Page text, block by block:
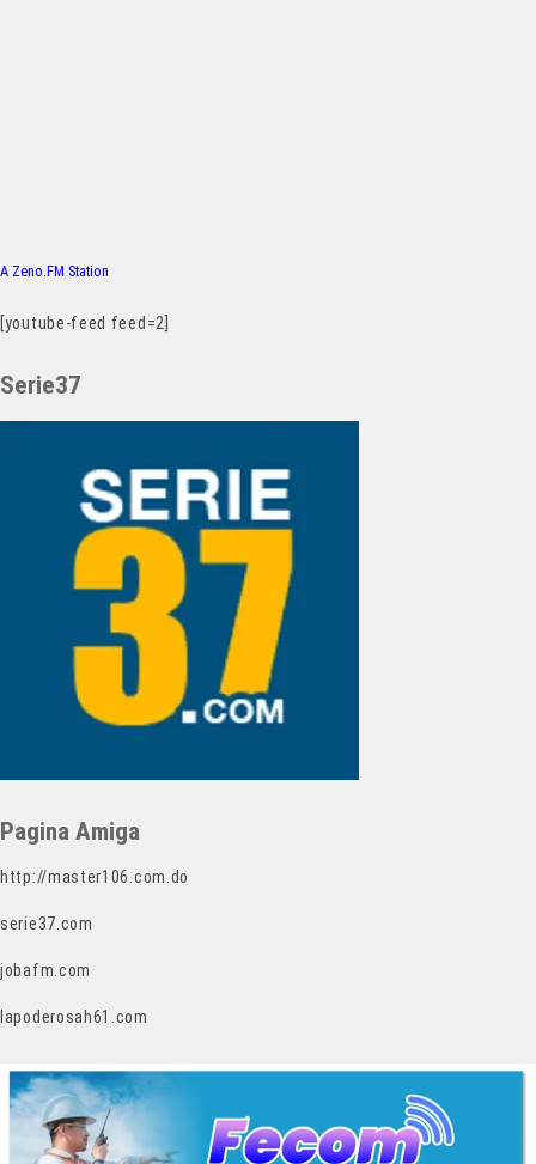
A Zeno.FM Station
[youtube-feed feed=2]
Serie37
Pagina Amiga
http://master106.com.do
serie37.com
jobafm.com
lapoderosah61.com